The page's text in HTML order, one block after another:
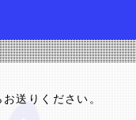
送りください。